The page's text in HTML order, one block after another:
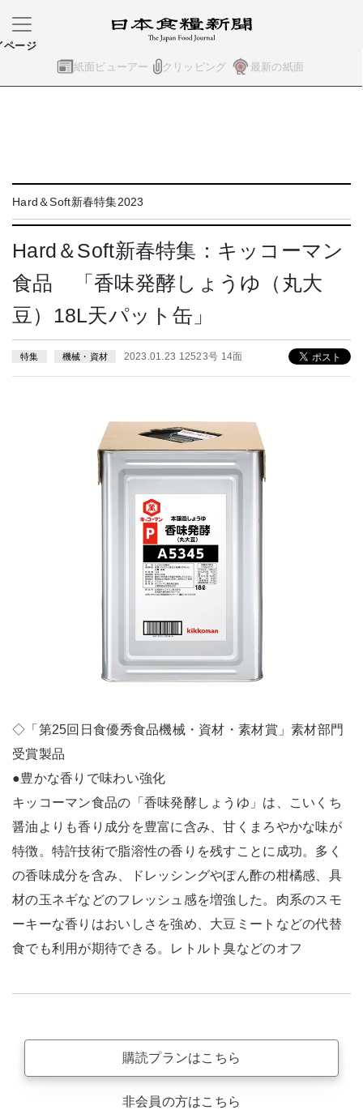
紙面ビューアー クリッピング 最新の紙面
ページ
Hard＆Soft新春特集2023
Hard＆Soft新春特集：キッコーマン
食品 「香味発酵しょうゆ（丸大
豆）18L天パット缶」
特集 機械・資材 2023.01.23 12523号 14面
◇「第25回日食優秀食品機械・資材・素材賞」素材部門
受賞製品
●豊かな香りで味わい強化
キッコーマン食品の「香味発酵しょうゆ」は、こいくち
醤油よりも香り成分を豊富に含み、甘くまろやかな味が
特徴。特許技術で脂溶性の香りを残すことに成功。多く
の香味成分を含み、ドレッシングやぽん酢の柑橘感、具
材の玉ネギなどのフレッシュ感を増強した。肉系のスモ
ーキーな香りはおいしさを強め、大豆ミートなどの代替
食でも利用が期待できる。レトルト臭などのオフ
購読プランはこちら
非会員の方はこちら